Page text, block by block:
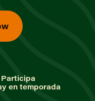
Participa
en temporada